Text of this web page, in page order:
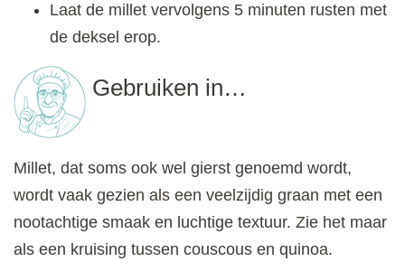
Laat de millet vervolgens 5 minuten rusten met
de deksel erop.
Gebruiken in…
Millet, dat soms ook wel gierst genoemd wordt,
wordt vaak gezien als een veelzijdig graan met een
nootachtige smaak en luchtige textuur. Zie het maar
als een kruising tussen couscous en quinoa.